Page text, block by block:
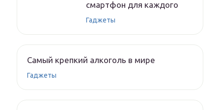
смартфон для каждого
Гаджеты
Самый крепкий алкоголь в мире
Гаджеты